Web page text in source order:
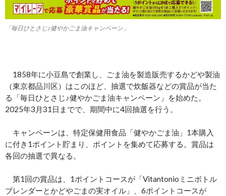
「毎日ひとさじ♪健やかごま油キャンペーン」
1858年に小豆島で創業し、ごま油を製造販売するかどや製油
（東京都品川区）はこのほど、抽選で炊飯器などの賞品が当た
る「毎日ひとさじ♪健やかごま油キャンペーン」を始めた。
2025年3月31日までで、期間中に4回抽選を行う。
キャンペーンは、特定保健用食品「健やかごま油」1本購入
に付き1ポイント貯まり、ポイントを集めて応募する。賞品は
各回の抽選で異なる。
第1回の賞品は、1ポイントコースが「Vitantonioミニボトル
ブレンダーとかどやごまの実オイル」、6ポイントコースが